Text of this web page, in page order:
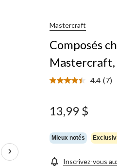
Mastercraft
Composés
Mastercraft,
4.4 Lire
la
(7)
13,99 $
Mieux notés
Inscrivez-vous